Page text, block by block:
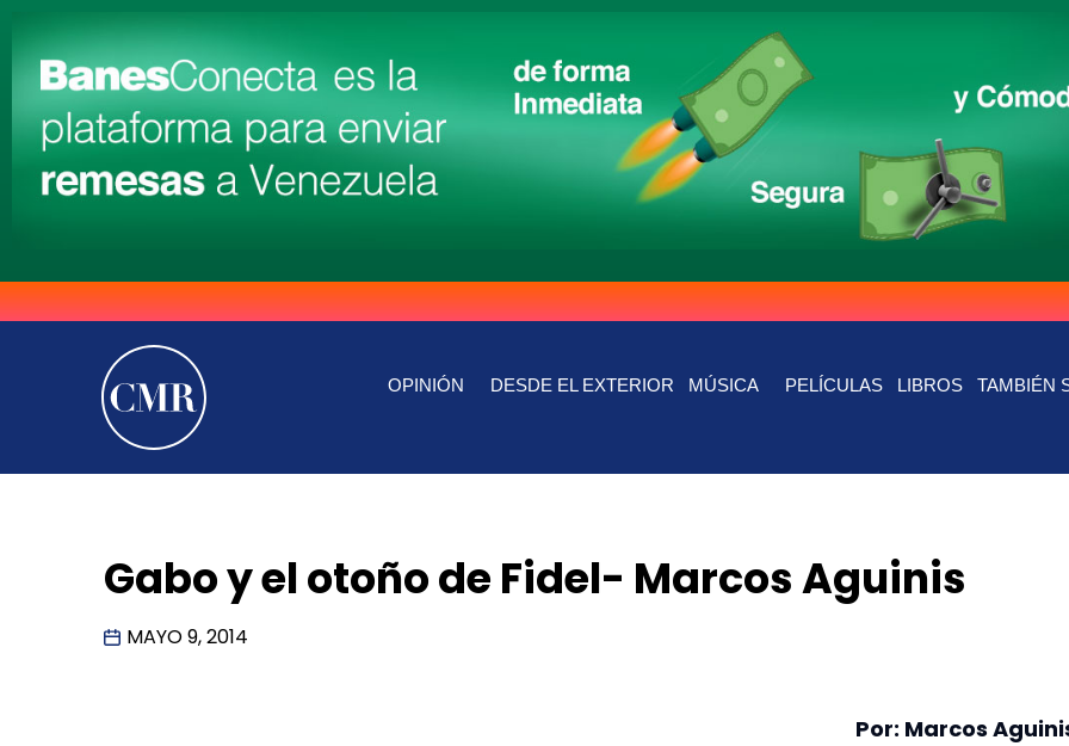
OPINIÓN DESDE EL EXTERIOR MÚSICA PELÍCULAS LIBROS TAMBIÉN
Gabo y el otoño de Fidel- Marcos Aguinis
MAYO 9, 2014
Por: Marcos